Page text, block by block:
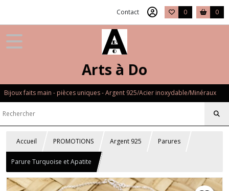
Contact 0 0
Arts à Do
Bijoux faits main - pièces uniques - Argent 925/Acier inoxydable/Minéraux
Accueil PROMOTIONS Argent 925 Parures
Parure Turquoise et Apatite